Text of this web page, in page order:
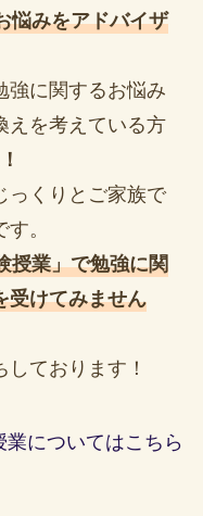
悩みをアドバイザ
強に関するお悩み
えを考えている方
っくりとご家族で
。
授業」で勉強に関
受けてみません
ております！
業についてはこちら